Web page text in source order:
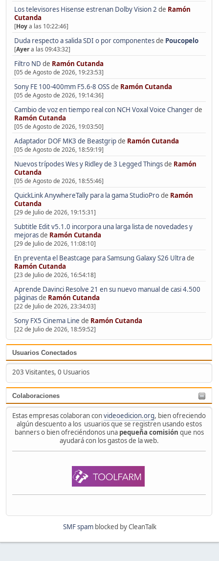
Los televisores Hisense estrenan Dolby Vision 2 de Ramón
Cutanda
[Hoya las 10:22:46]
Duda respecto a salida SDI o por componentesde Poucopelo
[Ayera las 09:43:32]
Filtro ND de Ramón Cutanda
[05 de Agosto de 2026, 19:23:53]
Sony FE 100-400mm F5.6-8 OSSde Ramón Cutanda
[05 de Agosto de 2026, 19:14:36]
Cambio de voz en tiempo real con NCH Voxal Voice Changerde
Ramón Cutanda
[05 de Agosto de 2026, 19:03:50]
Adaptador DOF MK3 de Beastgripde Ramón Cutanda
[05 de Agosto de 2026, 18:59:19]
Nuevos trípodes Wes y Ridley de 3 Legged Thingsde Ramón
Cutanda
[05 de Agosto de 2026, 18:55:46]
QuickLink AnywhereTally para la gama StudioProde Ramón
Cutanda
[29 de Julio de 2026, 19:15:31]
Subtitle Edit v5.1.0 incorpora una larga lista de novedades y
mejorasde Ramón Cutanda
[29 de Julio de 2026, 11:08:10]
En preventa el Beastcage para Samsung Galaxy S26 Ultrade
Ramón Cutanda
[23 de Julio de 2026, 16:54:18]
Aprende Davinci Resolve 21 en su nuevo manual de casi 4.500
páginasde Ramón Cutanda
[22 de Julio de 2026, 23:34:03]
Sony FX5 Cinema Line de Ramón Cutanda
[22 de Julio de 2026, 18:59:52]
Usuarios Conectados
203 Visitantes, 0 Usuarios
Colaboraciones
Estas empresas colaboran convideoedicion.org, bien ofreciendo
algún descuento a los usuarios que se registren usando estos
banners o bien ofreciéndonos una pequeña comisión que nos
ayudará con los gastos de la web.
SMF spamblocked by CleanTalk